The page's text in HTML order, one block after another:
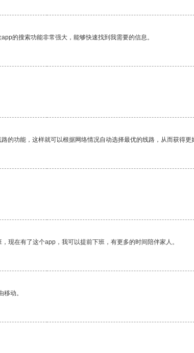
的搜索功能非常强大，能够快速找到我需要的信息。
功能，这样就可以根据网络情况自动选择最优的线路，从而获得更
现在有了这个app，我可以提前下班，有更多的时间陪伴家人。
动。